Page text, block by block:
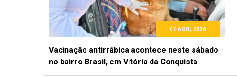
07 AGO, 2026
Vacinação antirrábica acontece neste sábado
no bairro Brasil, em Vitória da Conquista